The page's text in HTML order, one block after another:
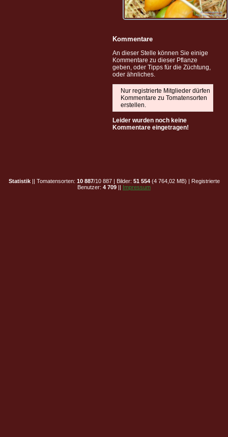
Kommentare
An dieser Stelle können Sie einige
Kommentare zu dieser Pflanze
geben, oder Tipps für die Züchtung,
oder ähnliches.
Nur registrierte Mitglieder dürfen
Kommentare zu Tomatensorten
erstellen.
Leider wurden noch keine
Kommentare eingetragen!
Statistik|| Tomatensorten: 10 887/10 887 | Bilder: 51 554(4 764,02 MB) | Registrierte
Benutzer: 4 709 || Impressum